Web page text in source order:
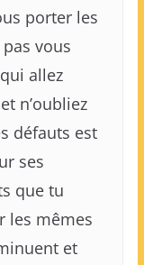
porter les
vous
allez
n’oubliez
défauts est
ses
que tu
les mêmes
et